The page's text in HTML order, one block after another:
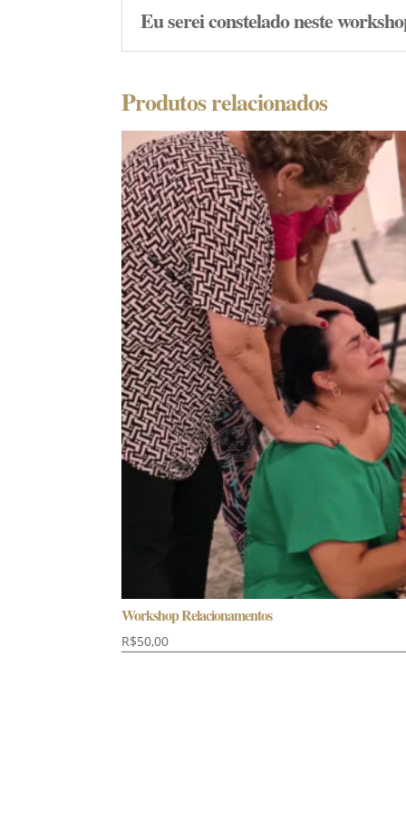
Eu serei constelado neste
Produtos relacionados
Workshop Relacionamentos
R$50,00